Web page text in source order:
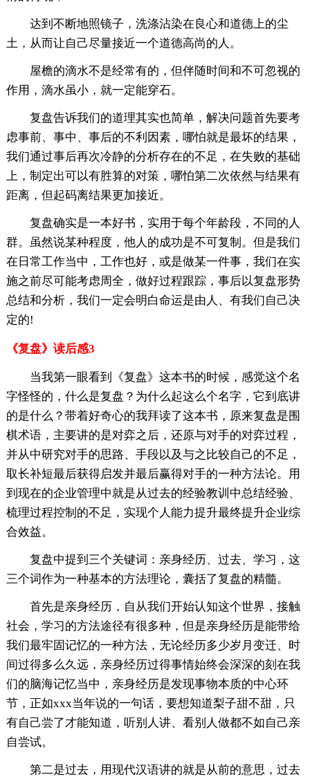
达到不断地照镜子，洗涤沾染在良心和道德上的尘
土，从而让自己尽量接近一个道德高尚的人。
屋檐的滴水不是经常有的，但伴随时间和不可忽视的
作用，滴水虽小，就一定能穿石。
复盘告诉我们的道理其实也简单，解决问题首先要考
虑事前、事中、事后的不利因素，哪怕就是最坏的结果，
我们通过事后再次冷静的分析存在的不足，在失败的基础
上，制定出可以有胜算的对策，哪怕第二次依然与结果有
距离，但起码离结果更加接近。
复盘确实是一本好书，实用于每个年龄段，不同的人
群。虽然说某种程度，他人的成功是不可复制。但是我们
在日常工作当中，工作也好，或是做某一件事，我们在实
施之前尽可能考虑周全，做好过程跟踪，事后以复盘形势
总结和分析，我们一定会明白命运是由人、有我们自己决
定的!
《复盘》读后感3
当我第一眼看到《复盘》这本书的时候，感觉这个名
字怪怪的，什么是复盘？为什么起这么个名字，它到底讲
的是什么？带着好奇心的我拜读了这本书，原来复盘是围
棋术语，主要讲的是对弈之后，还原与对手的对弈过程，
并从中研究对手的思路、手段以及与之比较自己的不足，
取长补短最后获得启发并最后赢得对手的一种方法论。用
到现在的企业管理中就是从过去的经验教训中总结经验、
梳理过程控制的不足，实现个人能力提升最终提升企业综
合效益。
复盘中提到三个关键词：亲身经历、过去、学习，这
三个词作为一种基本的方法理论，囊括了复盘的精髓。
首先是亲身经历，自从我们开始认知这个世界，接触
社会，学习的方法途径有很多种，但是亲身经历是能带给
我们最牢固记忆的一种方法，无论经历多少岁月变迁、时
间过得多么久远，亲身经历过得事情始终会深深的刻在我
们的脑海记忆当中，亲身经历是发现事物本质的中心环
节，正如xxx当年说的一句话，要想知道梨子甜不甜，只
有自己尝了才能知道，听别人讲、看别人做都不如自己亲
自尝试。
第二是过去，用现代汉语讲的就是从前的意思，过去